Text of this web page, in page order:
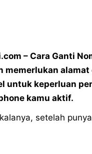
– Cara Ganti
memerlukan
untuk keperluan
kamu aktif.
setelah